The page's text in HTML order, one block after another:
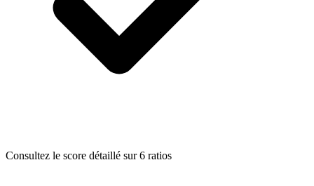
Consultez le score détaillé sur 6 ratios